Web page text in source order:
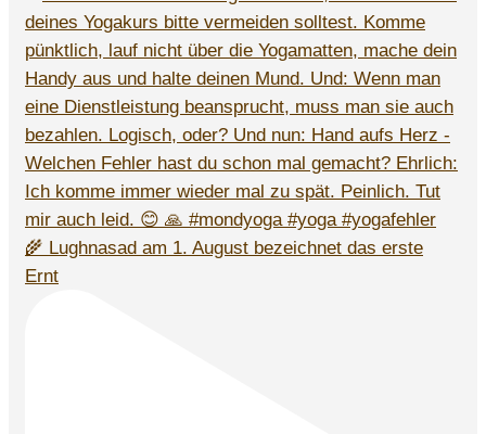
🌾 Lughnasad am 1. August bezeichnet das erste
Ernt